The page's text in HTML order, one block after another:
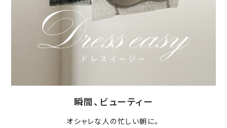
瞬間、ビューティー
オシャレな人の忙しい朝に。